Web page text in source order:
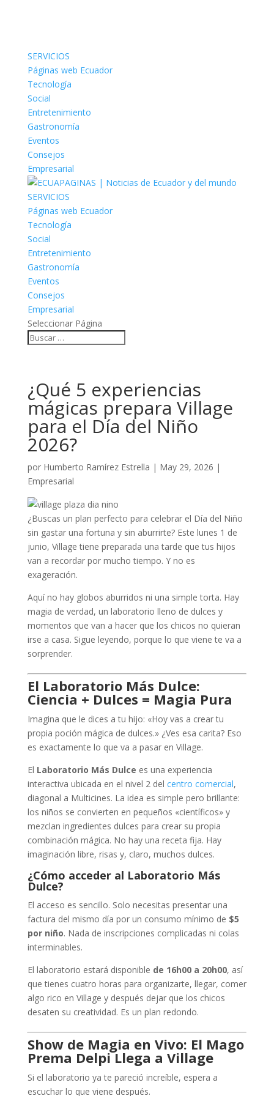
SERVICIOS
Páginas web Ecuador
Tecnología
Social
Entretenimiento
Gastronomía
Eventos
Consejos
Empresarial
SERVICIOS
Páginas web Ecuador
Tecnología
Social
Entretenimiento
Gastronomía
Eventos
Consejos
Empresarial
Seleccionar Página
¿Qué 5 experiencias
mágicas prepara Village
para el Día del Niño
2026?
por Humberto Ramírez Estrella | May 29, 2026 |
Empresarial
¿Buscas un plan perfecto para celebrar el Día del Niño
sin gastar una fortuna y sin aburrirte? Este lunes 1 de
junio, Village tiene preparada una tarde que tus hijos
van a recordar por mucho tiempo. Y no es
exageración.
Aquí no hay globos aburridos ni una simple torta. Hay
magia de verdad, un laboratorio lleno de dulces y
momentos que van a hacer que los chicos no quieran
irse a casa. Sigue leyendo, porque lo que viene te va a
sorprender.
El Laboratorio Más Dulce:
Ciencia + Dulces = Magia Pura
Imagina que le dices a tu hijo: «Hoy vas a crear tu
propia poción mágica de dulces.» ¿Ves esa carita? Eso
es exactamente lo que va a pasar en Village.
El Laboratorio Más Dulce es una experiencia
interactiva ubicada en el nivel 2 del centro comercial,
diagonal a Multicines. La idea es simple pero brillante:
los niños se convierten en pequeños «científicos» y
mezclan ingredientes dulces para crear su propia
combinación mágica. No hay una receta fija. Hay
imaginación libre, risas y, claro, muchos dulces.
¿Cómo acceder al Laboratorio Más
Dulce?
El acceso es sencillo. Solo necesitas presentar una
factura del mismo día por un consumo mínimo de $5
por niño. Nada de inscripciones complicadas ni colas
interminables.
El laboratorio estará disponible de 16h00 a 20h00, así
que tienes cuatro horas para organizarte, llegar, comer
algo rico en Village y después dejar que los chicos
desaten su creatividad. Es un plan redondo.
Show de Magia en Vivo: El Mago
Prema Delpi Llega a Village
Si el laboratorio ya te pareció increíble, espera a
escuchar lo que viene después.